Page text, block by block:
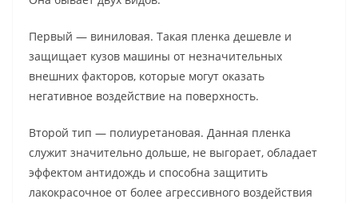
Первый — виниловая. Такая пленка дешевле и
защищает кузов машины от незначительных
внешних факторов, которые могут оказать
негативное воздействие на поверхность.
Второй тип — полиуретановая. Данная пленка
служит значительно дольше, не выгорает, обладает
эффектом антидождь и способна защитить
лакокрасочное от более агрессивного воздействия